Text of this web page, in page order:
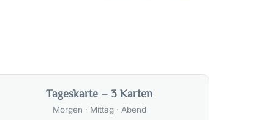
Tageskarte – 3 Karten
Morgen · Mittag · Abend